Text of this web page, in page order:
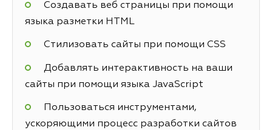
Создавать веб страницы при помощи
языка разметки HTML
Стилизовать сайты при помощи CSS
Добавлять интерактивность на ваши
сайты при помощи языка JavaScript
Пользоваться инструментами,
ускоряющими процесс разработки сайтов